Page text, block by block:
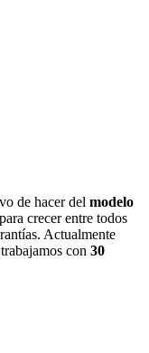
de hacer del modelo
crecer entre todos
Actualmente
con 30